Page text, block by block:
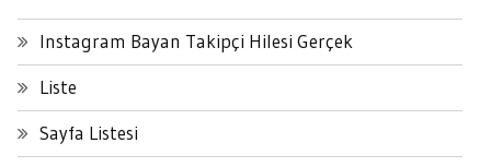
Instagram Bayan Takipçi Hilesi Gerçek
Liste
Sayfa Listesi